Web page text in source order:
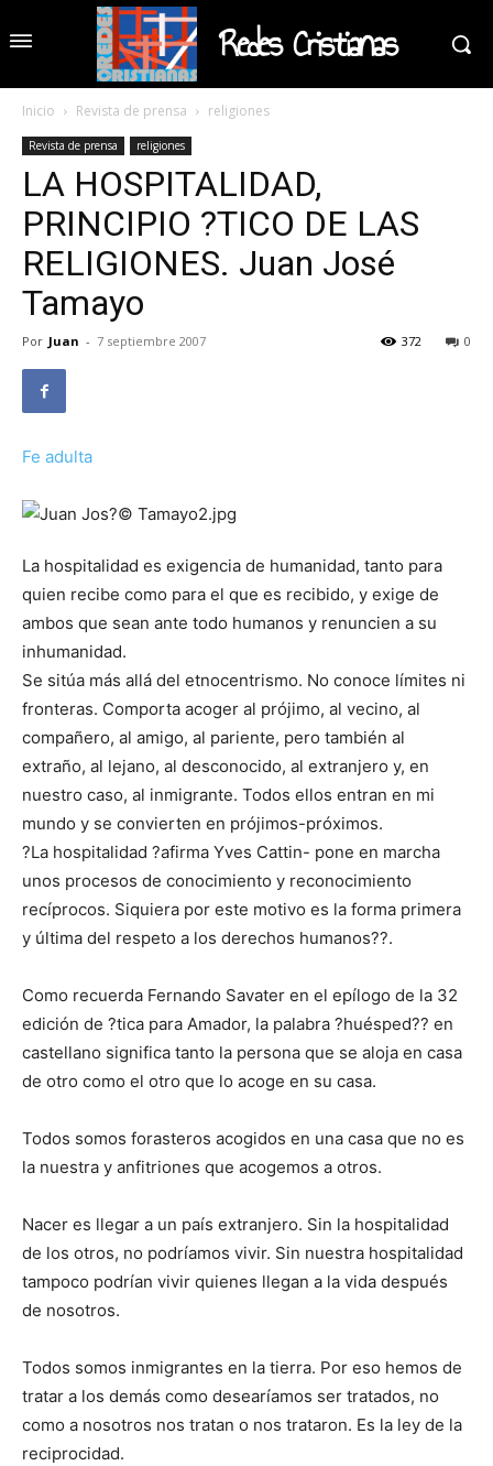
Redes Cristianas
Inicio Revista de prensa religiones
Revista de prensa religiones
LA HOSPITALIDAD,
PRINCIPIO ?TICO DE LAS
RELIGIONES. Juan José
Tamayo
Por Juan - 7 septiembre 2007 0
372
Fe adulta
La hospitalidad es exigencia de humanidad, tanto para
quien recibe como para el que es recibido, y exige de
ambos que sean ante todo humanos y renuncien a su
inhumanidad.
Se sitúa más allá del etnocentrismo. No conoce límites ni
fronteras. Comporta acoger al prójimo, al vecino, al
compañero, al amigo, al pariente, pero también al
extraño, al lejano, al desconocido, al extranjero y, en
nuestro caso, al inmigrante. Todos ellos entran en mi
mundo y se convierten en prójimos-próximos.
?La hospitalidad ?afirma Yves Cattin- pone en marcha
unos procesos de conocimiento y reconocimiento
recíprocos. Siquiera por este motivo es la forma primera
y última del respeto a los derechos humanos??.
Como recuerda Fernando Savater en el epílogo de la 32
edición de ?tica para Amador, la palabra ?huésped?? en
castellano significa tanto la persona que se aloja en casa
de otro como el otro que lo acoge en su casa.
Todos somos forasteros acogidos en una casa que no es
la nuestra y anfitriones que acogemos a otros.
Nacer es llegar a un país extranjero. Sin la hospitalidad
de los otros, no podríamos vivir. Sin nuestra hospitalidad
tampoco podrían vivir quienes llegan a la vida después
de nosotros.
Todos somos inmigrantes en la tierra. Por eso hemos de
tratar a los demás como desearíamos ser tratados, no
como a nosotros nos tratan o nos trataron. Es la ley de la
reciprocidad.